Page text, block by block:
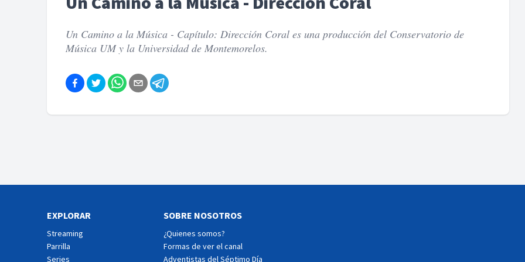
Un Camino a la Música - Capítulo: Dirección Coral es una producción del Conservatorio de
Música UM y la Universidad de Montemorelos.
EXPLORAR
Streaming
Parrilla
Series
SOBRE NOSOTROS
¿Quienes somos?
Formas de ver el canal
Adventistas del Séptimo Día